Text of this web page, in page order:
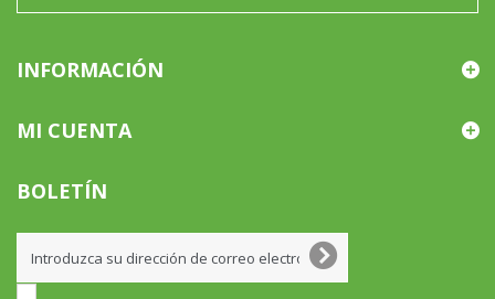
INFORMACIÓN
MI CUENTA
BOLETÍN